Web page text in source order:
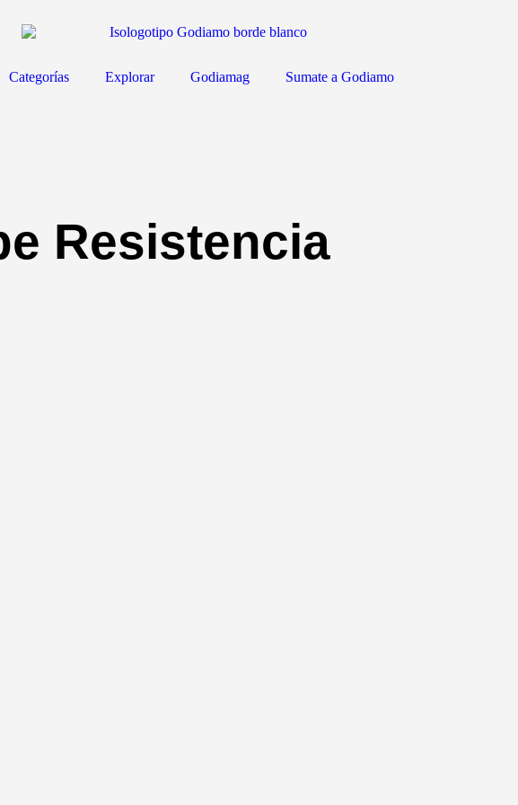
Categorías Explorar Godiamag Sumate a Godiamo
Resistencia